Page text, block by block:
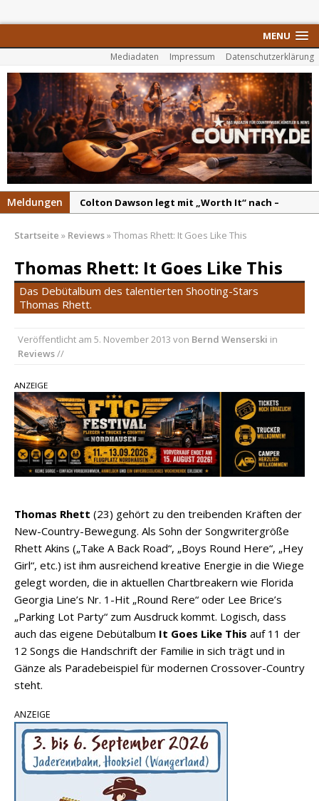
MENU
Mediadaten Impressum Datenschutzerklärung
Meldungen
Colton Dawson legt mit „Worth It“ nach –
Carly Pearce hinterfragt den ständigen
Vergleich mit anderen
Ella Langley schreibt Musikgeschichte:
„Choosin‘ Texas“ gehört zu den größten Hits
pez veröffentlicht neue Single „Late Night
Randy Travis veröffentlicht mit „I Don’t Care“
einen weiteren Schatz aus dem Archiv
Ben Gallaher kehrt zu seinen Wurzeln zurück –
„Taylor Gold“ zeigt die Kraft der Akustik
Startseite » Reviews»Thomas Rhett: It Goes Like This
Thomas Rhett: It Goes Like This
Das Debütalbum des talentierten Shooting-Stars
Thomas Rhett.
Veröffentlicht am 5. November 2013 von Bernd Wenserski in
Reviews//
ANZEIGE
Thomas Rhett (23) gehört zu den treibenden Kräften der
New-Country-Bewegung. Als Sohn der Songwritergröße
Rhett Akins („Take A Back Road“, „Boys Round Here“, „Hey
Girl“, etc.) ist ihm ausreichend kreative Energie in die Wiege
gelegt worden, die in aktuellen Chartbreakern wie Florida
Georgia Line’s Nr. 1-Hit „Round Rere“ oder Lee Brice’s
„Parking Lot Party“ zum Ausdruck kommt. Logisch, dass
auch das eigene Debütalbum It Goes Like This auf 11 der
12 Songs die Handschrift der Familie in sich trägt und in
Gänze als Paradebeispiel für modernen Crossover-Country
steht.
ANZEIGE